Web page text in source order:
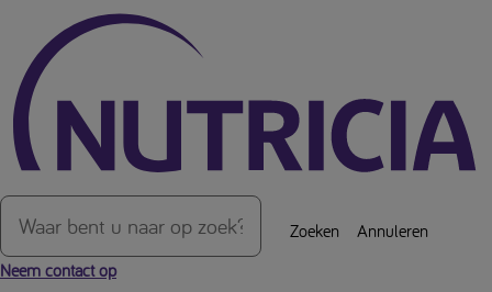
Over de inhoud van de pagina
Zoeken
Annuleren
Neem contact op